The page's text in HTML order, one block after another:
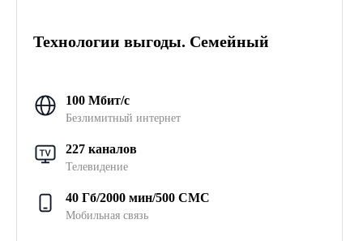
Технологии выгоды. Семейный
100 Мбит/с
Безлимитный интернет
227 каналов
Телевидение
40 Гб/2000 мин/500 СМС
Мобильная связь